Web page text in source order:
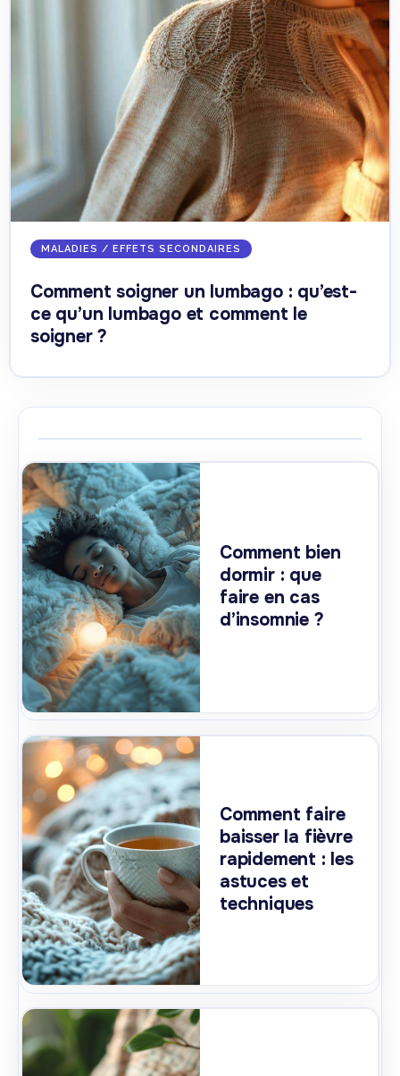
MALADIES / EFFETS SECONDAIRES
Comment soigner un lumbago : qu’est-
ce qu’un lumbago et comment le
soigner ?
Comment bien
dormir : que
faire en cas
d’insomnie ?
Comment faire
baisser la fièvre
rapidement : les
astuces et
techniques